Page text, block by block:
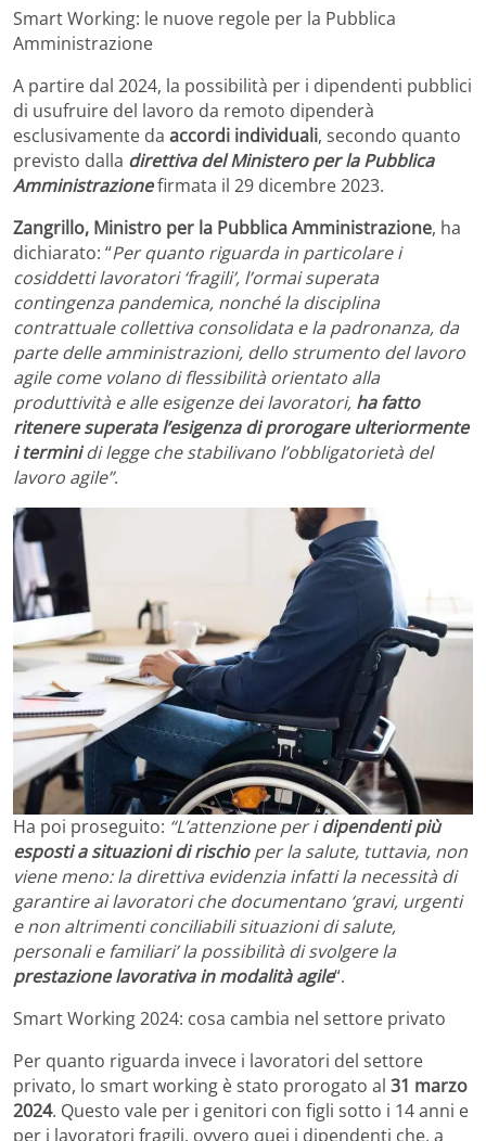
Smart Working: le nuove regole per la Pubblica
Amministrazione
A partire dal 2024, la possibilità per i dipendenti pubblici
di usufruire del lavoro da remoto dipenderà
esclusivamente da accordi individuali, secondo quanto
previsto dalla direttiva del Ministero per la Pubblica
Amministrazionefirmata il 29 dicembre 2023.
Zangrillo, Ministro per la Pubblica Amministrazione, ha
dichiarato: “Per quanto riguarda in particolare i
cosiddetti lavoratori ‘fragili’, l’ormai superata
contingenza pandemica, nonché la disciplina
contrattuale collettiva consolidata e la padronanza, da
parte delle amministrazioni, dello strumento del lavoro
agile come volano di flessibilità orientato alla
produttività e alle esigenze dei lavoratori, ha fatto
ritenere superata l’esigenza di prorogare ulteriormente
i terminidi legge che stabilivano l’obbligatorietà del
lavoro agile”.
Ha poi proseguito: “L’attenzione per idipendenti più
esposti a situazioni di rischioper la salute, tuttavia, non
viene meno: la direttiva evidenzia infatti la necessità di
garantire ai lavoratori che documentano ‘gravi, urgenti
e non altrimenti conciliabili situazioni di salute,
personali e familiari’ la possibilità di svolgere la
prestazione lavorativa in modalità agile“.
Smart Working 2024: cosa cambia nel settore privato
Per quanto riguarda invece i lavoratori del settore
privato, lo smart working è stato prorogato al 31 marzo
2024. Questo vale per i genitori con figli sotto i 14 anni e
per i lavoratori fragili, ovvero quei i dipendenti che, a